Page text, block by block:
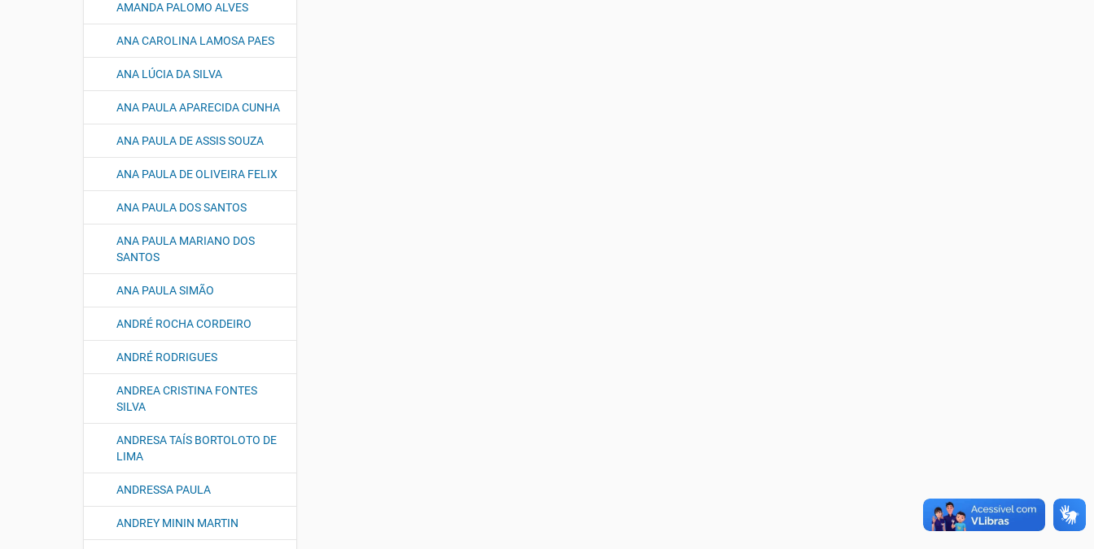
AMANDA PALOMO ALVES
ANA CAROLINA LAMOSA PAES
ANA LÚCIA DA SILVA
ANA PAULA APARECIDA CUNHA
ANA PAULA DE ASSIS SOUZA
ANA PAULA DE OLIVEIRA FELIX
ANA PAULA DOS SANTOS
ANA PAULA MARIANO DOS
SANTOS
ANA PAULA SIMÃO
ANDRÉ ROCHA CORDEIRO
ANDRÉ RODRIGUES
ANDREA CRISTINA FONTES
SILVA
ANDRESA TAÍS BORTOLOTO DE
LIMA
ANDRESSA PAULA
ANDREY MININ MARTIN